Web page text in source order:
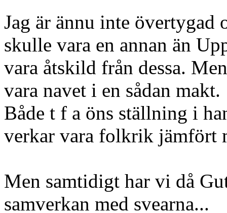
Jag är ännu inte övertygad
skulle vara en annan än
vara åtskild från dessa.
vara navet i en sådan makt.
Både t f a öns ställning i
verkar vara folkrik jämfört
Men samtidigt har vi då
samverkan med svearna...